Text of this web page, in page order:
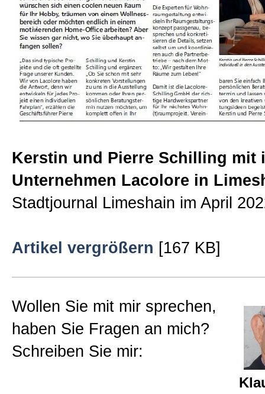
Bücher
Presse-Lounge
Kontakt
Allgemein
Impressum und
Kerstin und Pierre Schilling mit
Unternehmen Lacolore in
Stadtjournal Limeshain im April
Artikel vergrößern [167 KB]
Wollen Sie mit mir sprechen,
haben Sie Fragen an mich?
Schreiben Sie mir: